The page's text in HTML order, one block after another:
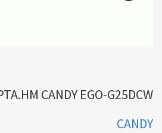
CANDY EGO-G25DCW
CANDY